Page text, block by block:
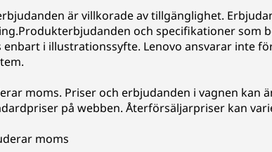
är villkorade av tillgänglighet.
och specifikationer som
i illustrationssyfte. Lenovo ansvarar inte
moms. Priser och erbjudanden i vagnen kan
på webben. Återförsäljarpriser kan
moms